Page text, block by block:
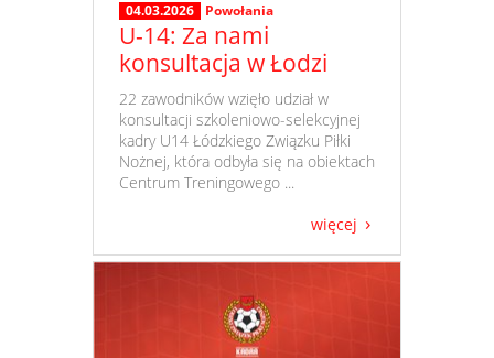
04.03.2026 Powołania
U-14: Za nami
konsultacja w Łodzi
​ 22 zawodników wzięło udział w
konsultacji szkoleniowo-selekcyjnej
kadry U14 Łódzkiego Związku Piłki
Nożnej, która odbyła się na obiektach
Centrum Treningowego ...
więcej